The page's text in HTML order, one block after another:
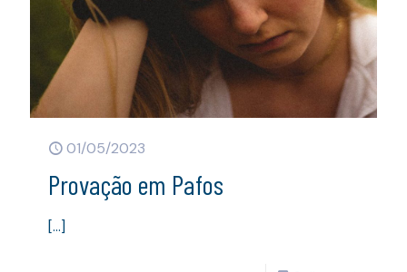
01/05/2023
Provação em Pafos
[…]